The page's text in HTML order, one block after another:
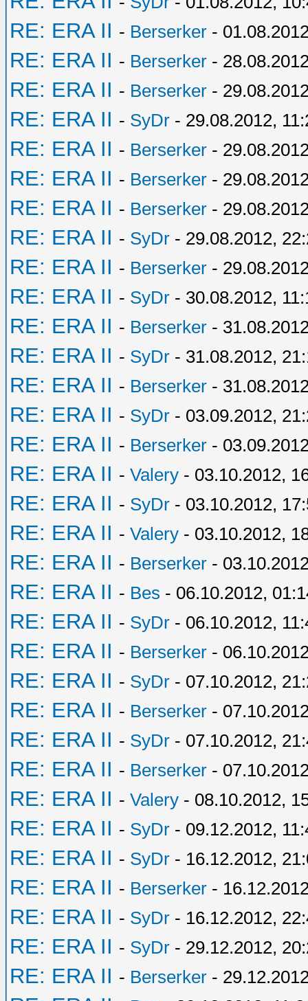
RE: ERA II - Berserker -
RE: ERA II - Berserker -
RE: ERA II - Berserker -
RE: ERA II - SyDr - 29.08.2012,
RE: ERA II - Berserker -
RE: ERA II - Berserker -
RE: ERA II - Berserker -
RE: ERA II - SyDr - 29.08.2012,
RE: ERA II - Berserker -
RE: ERA II - SyDr - 30.08.2012,
RE: ERA II - Berserker -
RE: ERA II - SyDr - 31.08.2012,
RE: ERA II - Berserker -
RE: ERA II - SyDr - 03.09.2012,
RE: ERA II - Berserker -
RE: ERA II - Valery - 03.10.2012,
RE: ERA II - SyDr - 03.10.2012,
RE: ERA II - Valery - 03.10.2012,
RE: ERA II - Berserker -
RE: ERA II - Bes - 06.10.2012,
RE: ERA II - SyDr - 06.10.2012,
RE: ERA II - Berserker -
RE: ERA II - SyDr - 07.10.2012,
RE: ERA II - Berserker -
RE: ERA II - SyDr - 07.10.2012,
RE: ERA II - Berserker -
RE: ERA II - Valery - 08.10.2012,
RE: ERA II - SyDr - 09.12.2012,
RE: ERA II - SyDr - 16.12.2012,
RE: ERA II - Berserker -
RE: ERA II - SyDr - 16.12.2012,
RE: ERA II - SyDr - 29.12.2012,
RE: ERA II - Berserker -